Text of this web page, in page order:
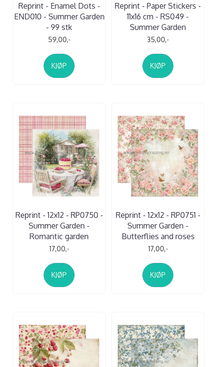
Reprint - Enamel Dots -
END010 - Summer Garden
- 99 stk
59,00,-
KJØP
Reprint - Paper Stickers -
11x16 cm - RS049 -
Summer Garden
35,00,-
KJØP
Reprint - 12x12 - RP0750 -
Summer Garden -
Romantic garden
17,00,-
KJØP
Reprint - 12x12 - RP0751 -
Summer Garden -
Butterflies and roses
17,00,-
KJØP